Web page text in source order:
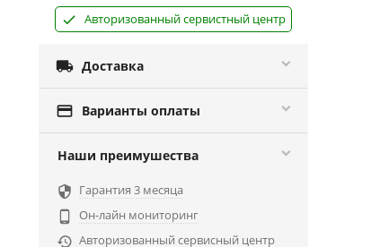
Авторизованный сервистный центр
 Доставка
 Варианты оплаты
Наши преимушества
 Гарантия 3 месяца

Он-лайн мониторинг
 Авторизованный сервисный центр